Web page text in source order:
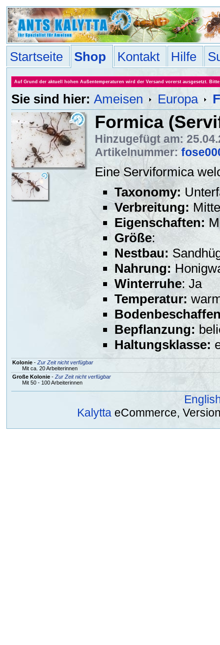
Startseite Shop Kontakt Hilfe
Auf Grund der aktuell hohen Außentemperaturen wird der Versand vorerst ausgesetzt.
Sie sind hier: Ameisen Europa
Formica
Hinzugefügt am:
Artikelnummer:
Eine Serviformica
Taxonomy:
Verbreitung:
Eigenschaften:
Größe:
Nestbau:
Nahrung:
Winterruhe: Ja
Temperatur:
Bepflanzung:
Haltungsklasse:
Kolonie- Zur Zeit nicht verfügbar
Mit ca. 20 Arbeiterinnen
Große Kolonie- Zur Zeit nicht verfügbar
Mit 50 - 100 Arbeiterinnen
Kalytta eCommerce,